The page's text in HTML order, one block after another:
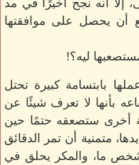
إلا أنه نجح أخيرًا في مد
أن يحصل على موافقتها
ليه؟!
بابتسامة كبيرة تحتل
بأنها لا تعرف شيئًا عن
أخرى ستصعقه حتمًا حين
متمنية أن تمر الدقائق
ما، والمكر يحلق في